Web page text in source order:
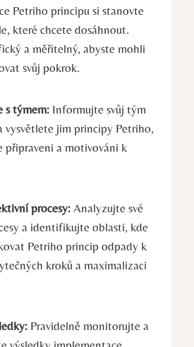
Petriho principu si stanovte
které chcete dosáhnout.
a⁤ měřitelný, abyste mohli
svůj pokrok.
s‍ týmem: Informujte svůj tým
vysvětlete jim principy Petriho,
připraveni a motivováni k
‍procesy: Analyzujte své⁤
a identifikujte oblasti, ​kde
Petriho princip odpady k‍
kroků a maximalizaci
Pravidelně monitorujte a